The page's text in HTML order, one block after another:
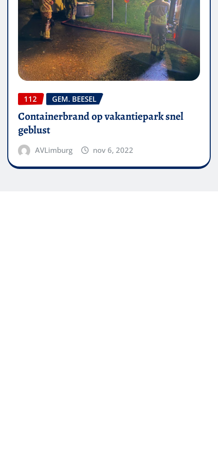
112 GEM. BEESEL
Containerbrand op vakantiepark snel
geblust
AVLimburg nov 6, 2022